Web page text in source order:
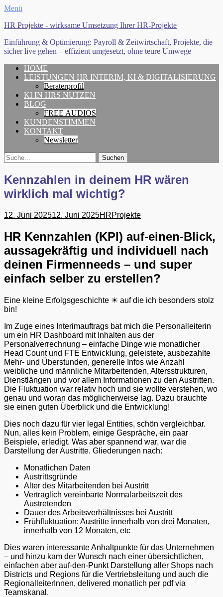
Menü
HR Projekte - wirksame Umsetzung Ihrer HR-Projekte
Einführung & Optimierung: Payroll & Zeitwirtschaft, Projekte, die
sicher live gehen – effizient umgesetzt, ohne teure Umwege
Erstes
Menü
Zum
Inhalt:
HOME
LEISTUNGEN HR INTERIM, KI & DIGITALISIERUNG
Beraterprofil
KI IN HRS NUTZEN
BLOG
FREE AUDIOS
KUNDENSTIMMEN
KONTAKT
Newsletter
Search
Suche
für:
Kennzahlen in deinem HR wären
wirklich mal wichtig?
Gepostet
12. Juni 202512. Juni 2025Autor
HRProjekte
HR Kennzahlen (KPI) auf-einen-Blick,
aussagekräftig und individuell nach
deinen Firmenneeds – und super
einfach selber zu erstellen?
Eine kleine Erfolgsgeschichte ☀ auf die ich besonders stolz
bin!
Im Zuge eines Interimauftrags bat mich die Personalleiterin
um ein HR Dashboard mit Inhalten aus der
Personalverrechnung – einfache Dinge wie monatlicher
Head Count und FTE Entwicklung, geleistete, ausbezahlte
Mehr- und Überstunden, generelle Infos wie Anzahl
weibliche und männliche Mitarbeitenden, Altersstrukturen,
Dienstlängen und vor allem Informationen zu den Austritten.
Die Fluktuation war relativ hoch und sie wollte verstehen, wo
genau und woran das möglicherweise lag. Dazu brauchte
sie einen guten Überblick und die Entwicklung!
Dies noch dazu für vier legal Entities, schön vergleichbar.
Nun, alles kein Problem, einige Gespräche, ein paar
Beispiele, erledigt. Was aber spannend war, war die
Darstellung der Austritte. Gliederungen nach:
Monatlichen Daten
Austrittsgründe
Alter des Mitarbeitenden bei Austritt
Vertraglich vereinbarte Normalarbeitszeit des
Austretenden
Dauer des Arbeitsverhältnisses bei Austritt
Frühfluktuation: Austritte innerhalb von drei Monaten,
innerhalb von 12 Monaten, etc
Dies waren interessante Anhaltpunkte für das Unternehmen
– und hinzu kam der Wunsch nach einer übersichtlichen,
einfachen aber auf-den-Punkt Darstellung aller Shops nach
Districts und Regions für die Vertriebsleitung und auch die
RegionalleiterInnen, delivered monatlich per pdf via
Teamskanal.